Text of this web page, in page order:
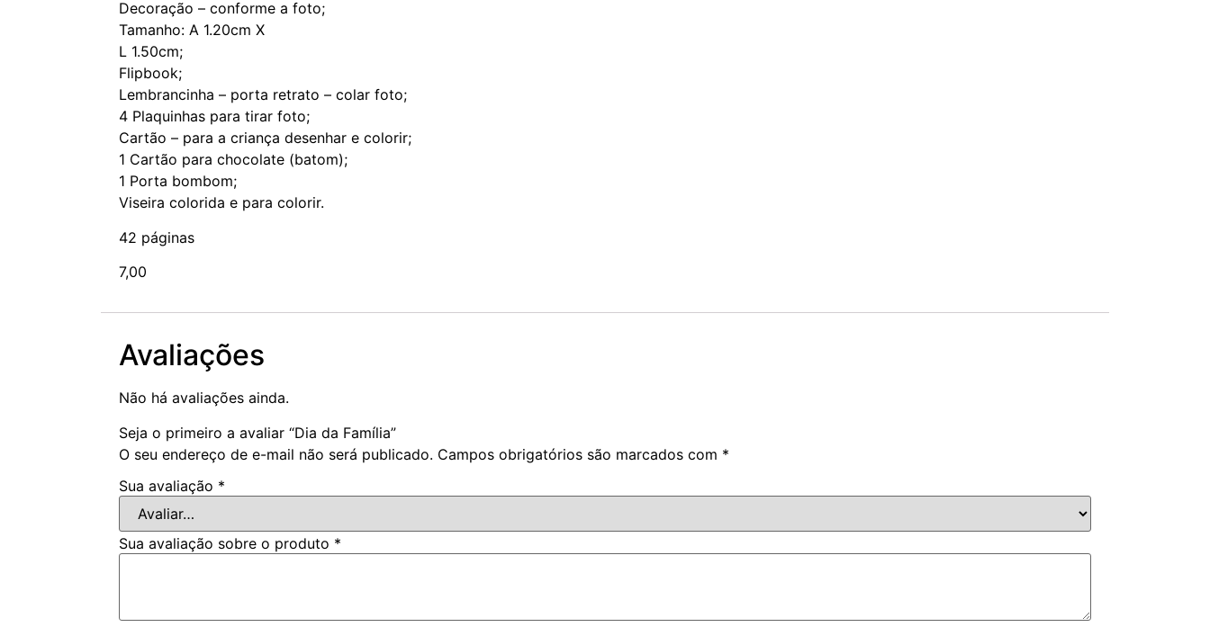
Decoração – conforme a foto;
Tamanho: A 1.20cm X
L 1.50cm;
Flipbook;
Lembrancinha – porta retrato – colar foto;
4 Plaquinhas para tirar foto;
Cartão – para a criança desenhar e colorir;
1 Cartão para chocolate (batom);
1 Porta bombom;
Viseira colorida e para colorir.
42 páginas
7,00
Avaliações
Não há avaliações ainda.
Seja o primeiro a avaliar “Dia da Família”
O seu endereço de e-mail não será publicado. Campos obrigatórios são marcados com *
Sua avaliação *
Sua avaliação sobre o produto *